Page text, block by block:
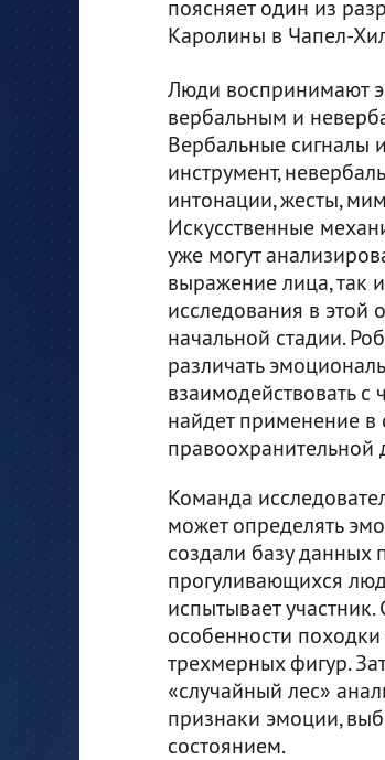
поясняет один из
Каролины в Чапел-
Люди воспринимают
вербальным и
Вербальные сигналы
инструмент,
интонации, жесты,
Искусственные
уже могут
выражение лица, так
исследования в этой
начальной стадии.
различать
взаимодействовать
найдет применение в
правоохранительной
Команда
может определять
создали базу данных
прогуливающихся
испытывает
особенности
трехмерных фигур.
«случайный лес»
признаки эмоции,
состоянием.